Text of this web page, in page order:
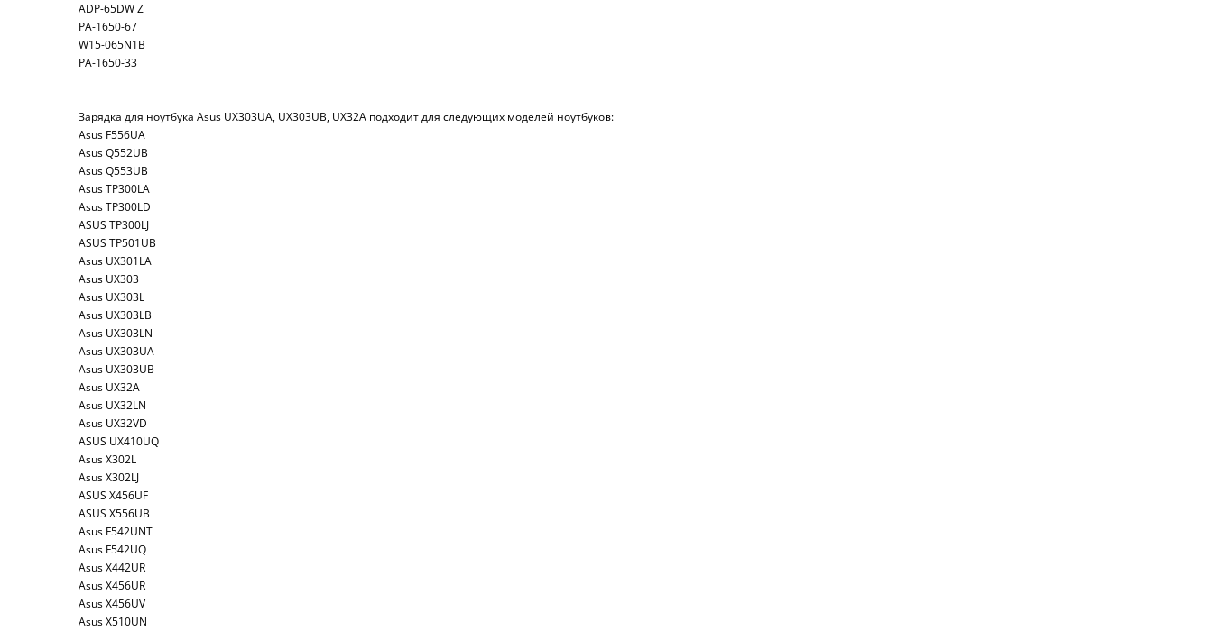
ADP-65DW Z
PA-1650-67
W15-065N1B
PA-1650-33
Зарядка для ноутбука Asus UX303UA, UX303UB, UX32A подходит для следующих моделей ноутбуков:
Asus F556UA
Asus Q552UB
Asus Q553UB
Asus TP300LA
Asus TP300LD
ASUS TP300LJ
ASUS TP501UB
Asus UX301LA
Asus UX303
Asus UX303L
Asus UX303LB
Asus UX303LN
Asus UX303UA
Asus UX303UB
Asus UX32A
Asus UX32LN
Asus UX32VD
ASUS UX410UQ
Asus X302L
Asus X302LJ
ASUS X456UF
ASUS X556UB
Asus F542UNT
Asus F542UQ
Asus X442UR
Asus X456UR
Asus X456UV
Asus X510UN